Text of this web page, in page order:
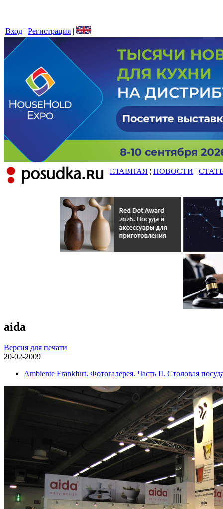
Вход | Регистрация |
ГЛАВНАЯ ¦ НОВОСТИ ¦
aida
Версия для печати
20-02-2009
Ambiente Frankfurt. Фотогалерея. Часть II. Столовая